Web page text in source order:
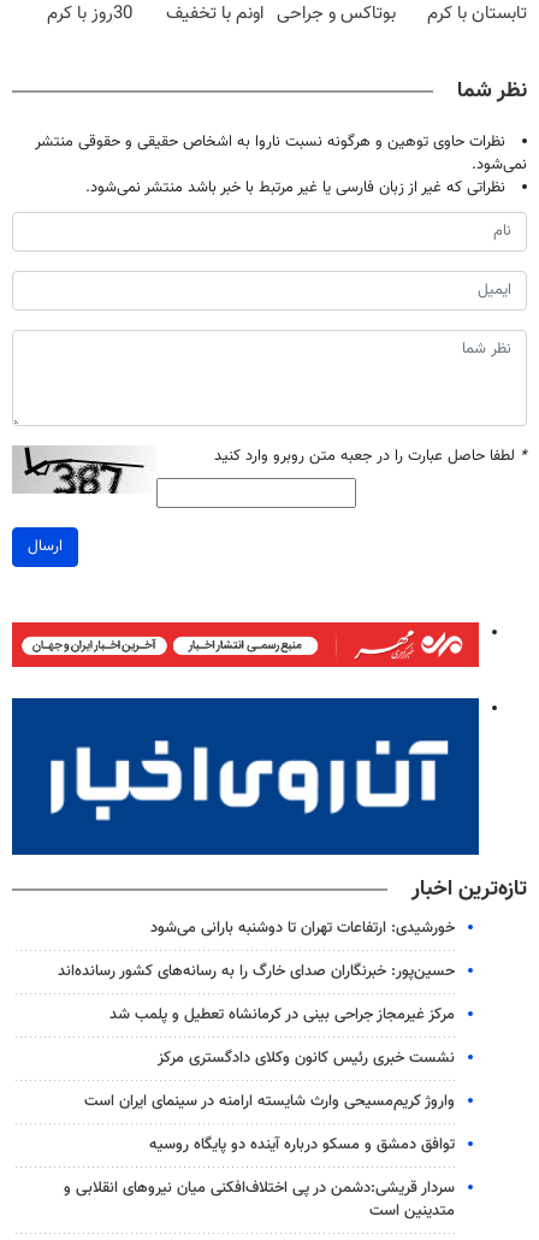
تابستان با کرم
بوتاکس و جراحی اونم با تخفیف
30روز با کرم
نظر شما
نظرات حاوی توهین و هرگونه نسبت ناروا به اشخاص حقیقی و حقوقی منتشر
نمی‌شود.
نظراتی که غیر از زبان فارسی یا غیر مرتبط با خبر باشد منتشر نمی‌شود.
* لطفا حاصل عبارت را در جعبه متن روبرو وارد کنید
ارسال
تازه‌ترین اخبار
خورشیدی: ارتفاعات تهران تا دوشنبه بارانی می‌شود
حسین‌پور: خبرنگاران صدای خارگ را به رسانه‌های کشور رسانده‌اند
مرکز غیرمجاز جراحی بینی در کرمانشاه تعطیل و پلمب شد
نشست خبری رئیس کانون وکلای دادگستری مرکز
واروژ کریم‌مسیحی وارث شایسته ارامنه در سینمای ایران است
توافق دمشق و مسکو درباره آینده دو پایگاه روسیه
سردار قریشی:دشمن در پی اختلاف‌افکنی میان نیروهای انقلابی و
متدینین است